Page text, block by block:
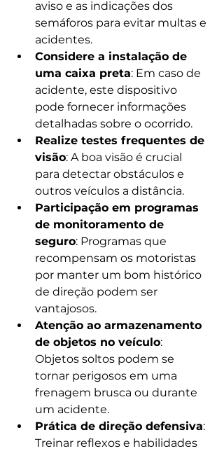
aviso e as indicações dos
semáforos para evitar multas e
acidentes.
Considere a instalação de
uma caixa preta: Em caso de
acidente, este dispositivo
pode fornecer informações
detalhadas sobre o ocorrido.
Realize testes frequentes de
visão: A boa visão é crucial
para detectar obstáculos e
outros veículos a distância.
Participação em programas
de monitoramento de
seguro: Programas que
recompensam os motoristas
por manter um bom histórico
de direção podem ser
vantajosos.
Atenção ao armazenamento
de objetos no veículo:
Objetos soltos podem se
tornar perigosos em uma
frenagem brusca ou durante
um acidente.
Prática de direção defensiva:
Treinar reflexos e habilidades